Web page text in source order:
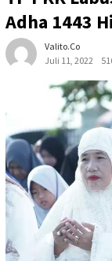
Adha 1443
Valito.co
Juli 11, 2022